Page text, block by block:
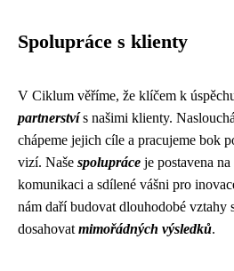
Spolupráce s klienty
V Ciklum věříme, že klíčem k
partnerstvís našimi klienty.
chápeme jejich cíle a pracujeme bok
vizí. Naše spolupráce je postavena
komunikaci a sdílené vášni pro
nám daří budovat dlouhodobé vztahy
dosahovat mimořádných výsledků.